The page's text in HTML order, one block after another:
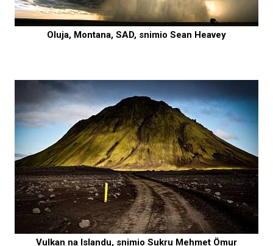
Oluja, Montana, SAD, snimio Sean Heavey
Vulkan na Islandu, snimio Sukru Mehmet Ömur